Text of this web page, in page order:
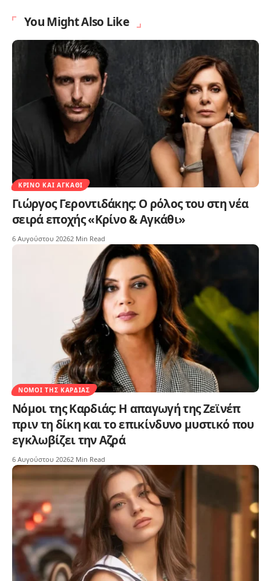
You Might Also Like
ΚΡΊΝΟ ΚΑΙ ΑΓΚΆΘΙ
Γιώργος Γεροντιδάκης: Ο ρόλος του στη νέα
σειρά εποχής «Κρίνο & Αγκάθι»
6 Αυγούστου 20262 Min Read
ΝΌΜΟΙ ΤΗΣ ΚΑΡΔΙΆΣ
Νόμοι της Καρδιάς: Η απαγωγή της Ζεϊνέπ
πριν τη δίκη και το επικίνδυνο μυστικό που
εγκλωβίζει την Αζρά
6 Αυγούστου 20262 Min Read